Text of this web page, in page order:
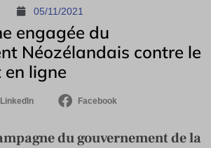
05/11/2021
engagée du
Néozélandais contre le
en ligne
LinkedIn Facebook
du gouvernement de la